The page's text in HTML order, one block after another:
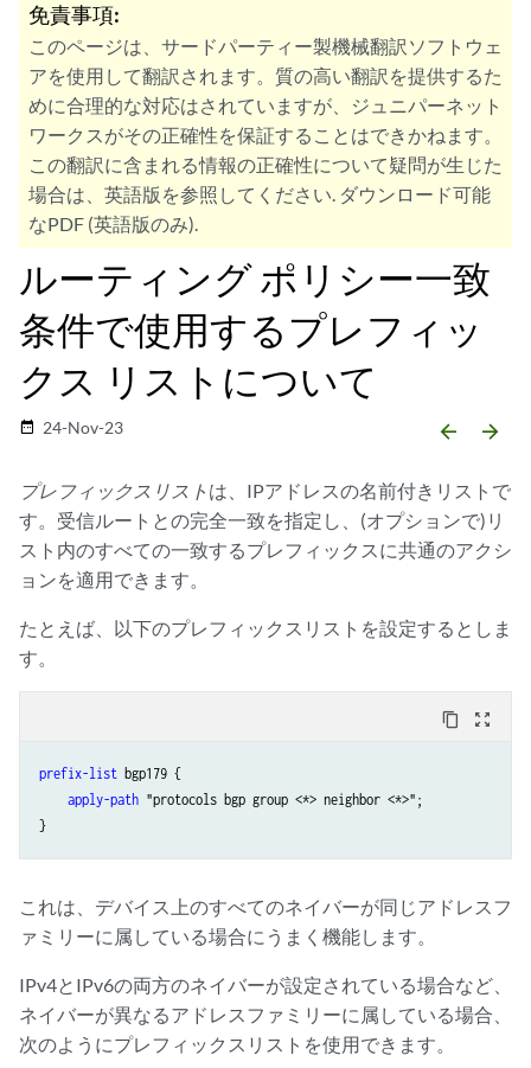
免責事項:
このページは、サードパーティー製機械翻訳ソフトウェ
アを使用して翻訳されます。質の高い翻訳を提供するた
めに合理的な対応はされていますが、ジュニパーネット
ワークスがその正確性を保証することはできかねます。
この翻訳に含まれる情報の正確性について疑問が生じた
場合は、英語版を参照してください. ダウンロード可能
なPDF (英語版のみ).
ルーティング ポリシー一致
条件で使用するプレフィッ
クス リストについて
date_range 24-Nov-23 arrow_backward arrow_forward
プレフィックスリスト は、IPアドレスの名前付きリストで
す。受信ルートとの完全一致を指定し、(オプションで)リ
スト内のすべての一致するプレフィックスに共通のアクシ
ョンを適用できます。
たとえば、以下のプレフィックスリストを設定するとしま
す。
content_copy zoom_out_map
prefix-list bgp179 {
apply-path "protocols bgp group <*> neighbor <*>";
これは、デバイス上のすべてのネイバーが同じアドレスフ
ァミリーに属している場合にうまく機能します。
IPv4とIPv6の両方のネイバーが設定されている場合など、
ネイバーが異なるアドレスファミリーに属している場合、
次のようにプレフィックスリストを使用できます。